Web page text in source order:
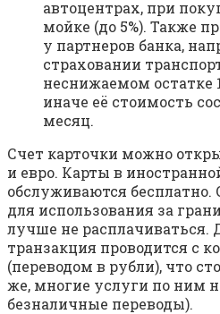
автоцентрах, при
мойке (до 5%). Также
у партнеров банка,
страховании
неснижаемом остатке
иначе её стоимость
месяц.
Счет карточки можно
и евро. Карты в
обслуживаются
для использования за
лучше не расплачиваться.
транзакция проводится с
(переводом в рубли), что
же, многие услуги по ним
безналичные переводы).